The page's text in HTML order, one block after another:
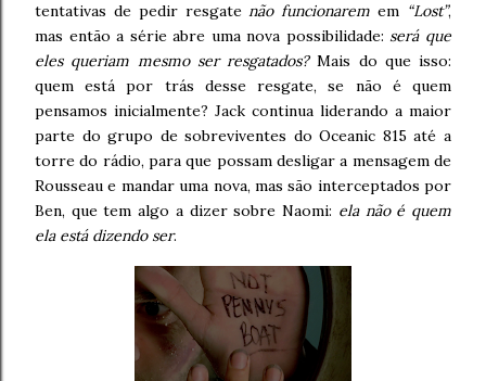
tentativas de pedir resgatenão funcionarem em “Lost”,
mas então a série abre uma nova possibilidade: será que
eles queriam mesmo ser resgatados?Mais do que isso:
quem está por trás desse resgate, se não é quem
pensamos inicialmente? Jack continua liderando a maior
parte do grupo de sobreviventes do Oceanic 815 até a
torre do rádio, para que possam desligar a mensagem de
Rousseau e mandar uma nova, mas são interceptados por
Ben, que tem algo a dizer sobre Naomi: ela não é quem
ela está dizendo ser.